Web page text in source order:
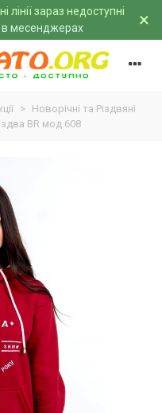
лінії зараз недоступні
в месенджерах ×
> Новорічні та Різдвяні
BR мод.608